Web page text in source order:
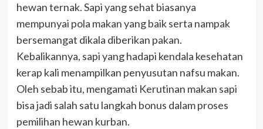
hewan ternak. Sapi yang sehat biasanya
mempunyai pola makan yang baik serta nampak
bersemangat dikala diberikan pakan.
Kebalikannya, sapi yang hadapi kendala kesehatan
kerap kali menampilkan penyusutan nafsu makan.
Oleh sebab itu, mengamati Kerutinan makan sapi
bisa jadi salah satu langkah bonus dalam proses
pemilihan hewan kurban.